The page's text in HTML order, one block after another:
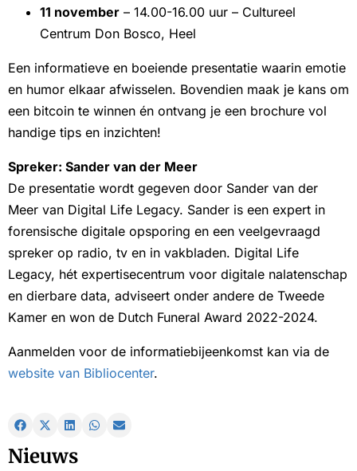
11 november – 14.00-16.00 uur – Cultureel
Centrum Don Bosco, Heel
Een informatieve en boeiende presentatie waarin emotie
en humor elkaar afwisselen. Bovendien maak je kans om
een bitcoin te winnen én ontvang je een brochure vol
handige tips en inzichten!
Spreker: Sander van der Meer
De presentatie wordt gegeven door Sander van der
Meer van Digital Life Legacy. Sander is een expert in
forensische digitale opsporing en een veelgevraagd
spreker op radio, tv en in vakbladen. Digital Life
Legacy, hét expertisecentrum voor digitale nalatenschap
en dierbare data, adviseert onder andere de Tweede
Kamer en won de Dutch Funeral Award 2022-2024.
Aanmelden voor de informatiebijeenkomst kan via de
website van Bibliocenter.
Nieuws